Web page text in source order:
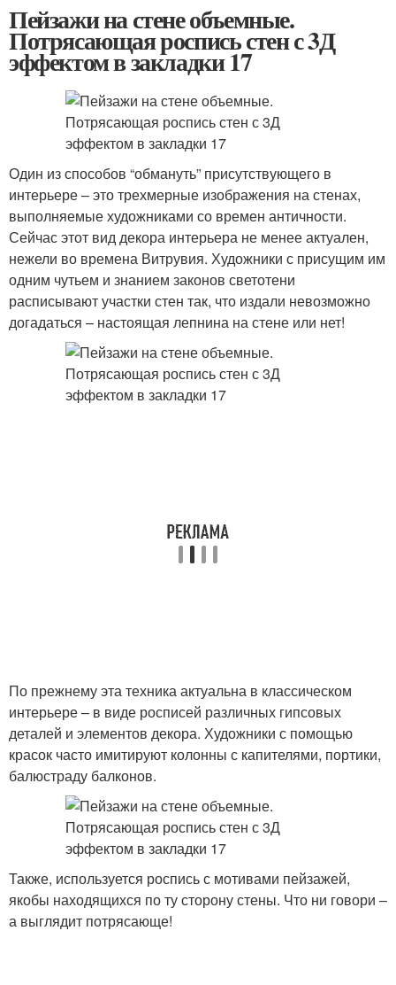
Пейзажи на стене объемные.
Потрясающая роспись стен с 3Д
эффектом в закладки 17
Один из способов “обмануть” присутствующего в
интерьере – это трехмерные изображения на стенах,
выполняемые художниками со времен античности.
Сейчас этот вид декора интерьера не менее актуален,
нежели во времена Витрувия. Художники с присущим им
одним чутьем и знанием законов светотени
расписывают участки стен так, что издали невозможно
догадаться – настоящая лепнина на стене или нет!
По прежнему эта техника актуальна в классическом
интерьере – в виде росписей различных гипсовых
деталей и элементов декора. Художники с помощью
красок часто имитируют колонны с капителями, портики,
балюстраду балконов.
Также, используется роспись с мотивами пейзажей,
якобы находящихся по ту сторону стены. Что ни говори –
а выглядит потрясающе!